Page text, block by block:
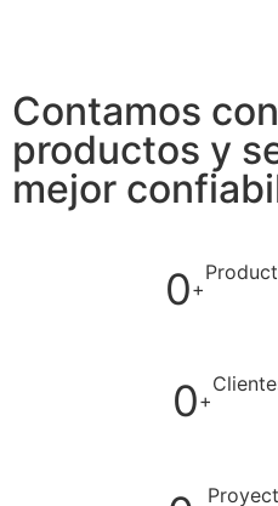
Contamos
productos y
mejor
0+
0+